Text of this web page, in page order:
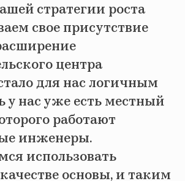
стратегии роста
свое присутствие
центра
для нас логичным
у нас уже есть местный
работают
инженеры.
использовать
основы, и таким